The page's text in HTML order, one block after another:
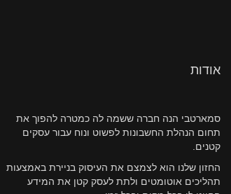
אודות
סמארטבי הנה חברה ששמה לה כמטרה להפוך את
תחום הנהלת החשבונות לפשוט ונוח עבור עסקים
קטנים.
החזון שלנו הוא לצמצם את העיסוק בניירת באמצעות
תהליכים אוטומטים ולתת לעסק קטן את המידע